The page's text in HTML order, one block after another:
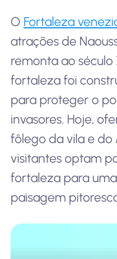
O Fortaleza
atrações de
remonta ao
fortaleza foi
para proteger o
invasores. Hoje,
fôlego da vila e do
visitantes optam
fortaleza para
paisagem